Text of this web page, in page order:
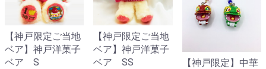
【神戸限定ご当地
ベア】神戸洋菓子
ベア S
【神戸限定ご当地
ベア】神戸洋菓子
ベア SS
【神戸限定】中華